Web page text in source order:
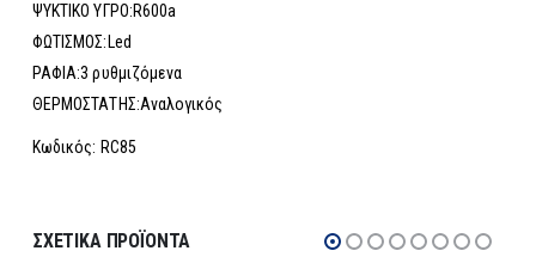
ΨΥΚΤΙΚΟ ΥΓΡΟ:R600a
ΦΩΤΙΣΜΟΣ:Led
ΡΑΦΙΑ:3 ρυθμιζόμενα
ΘΕΡΜΟΣΤΑΤΗΣ:Αναλογικός
Κωδικός: RC85
ΣΧΕΤΙΚΆ ΠΡΟΪΌΝΤΑ